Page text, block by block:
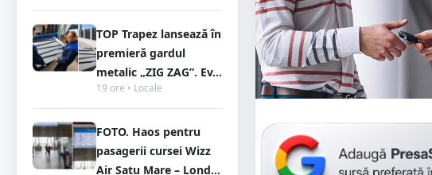
TOP Trapez lansează în
premieră gardul
metalic „ZIG ZAG”. Ev...
19 ore • Locale
FOTO. Haos pentru
pasagerii cursei Wizz
Air Satu Mare – Lond...